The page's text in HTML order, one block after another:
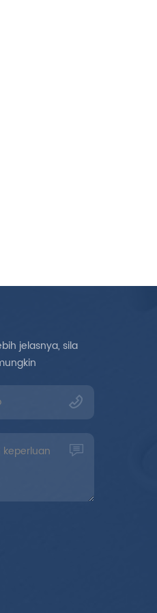
jelasnya, sila